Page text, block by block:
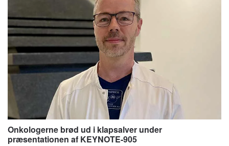
Onkologerne brød ud i klapsalver under
præsentationen af KEYNOTE-905